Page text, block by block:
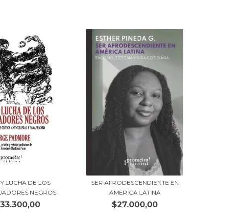
LUCHA DE LOS
NEGROS
SER AFRODESCENDIENTE EN
AMERICA LATINA
$27.000,00